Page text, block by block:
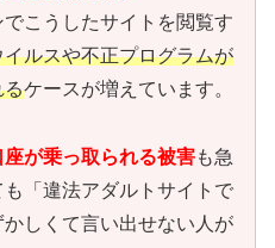
こうしたサイトを閲覧す
ルスや不正プログラムが
るケースが増えています。
が乗っ取られる被害も急
「違法アダルトサイトで
しくて言い出せない人が